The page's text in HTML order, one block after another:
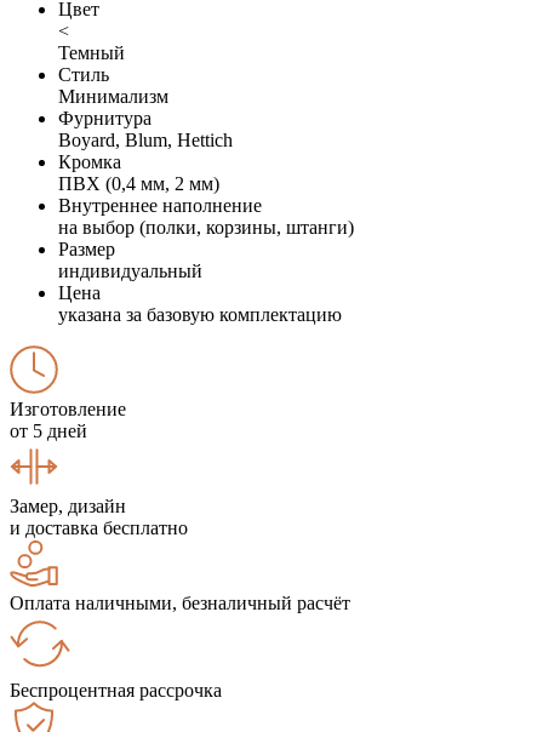
Цвет
<
Темный
Стиль
Минимализм
Фурнитура
Boyard, Blum, Hettich
Кромка
ПВХ (0,4 мм, 2 мм)
Внутреннее наполнение
на выбор (полки, корзины, штанги)
Размер
индивидуальный
Цена
указана за базовую комплектацию
Изготовление
от 5 дней
Замер, дизайн
и доставка бесплатно
Оплата наличными, безналичный расчёт
Беспроцентная рассрочка